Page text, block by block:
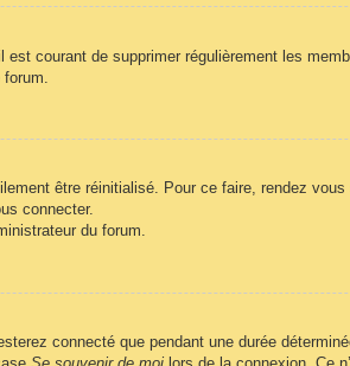
courant de supprimer régulièrement les
être réinitialisé. Pour ce faire, rendez
connecter.
du forum.
connecté que pendant une durée